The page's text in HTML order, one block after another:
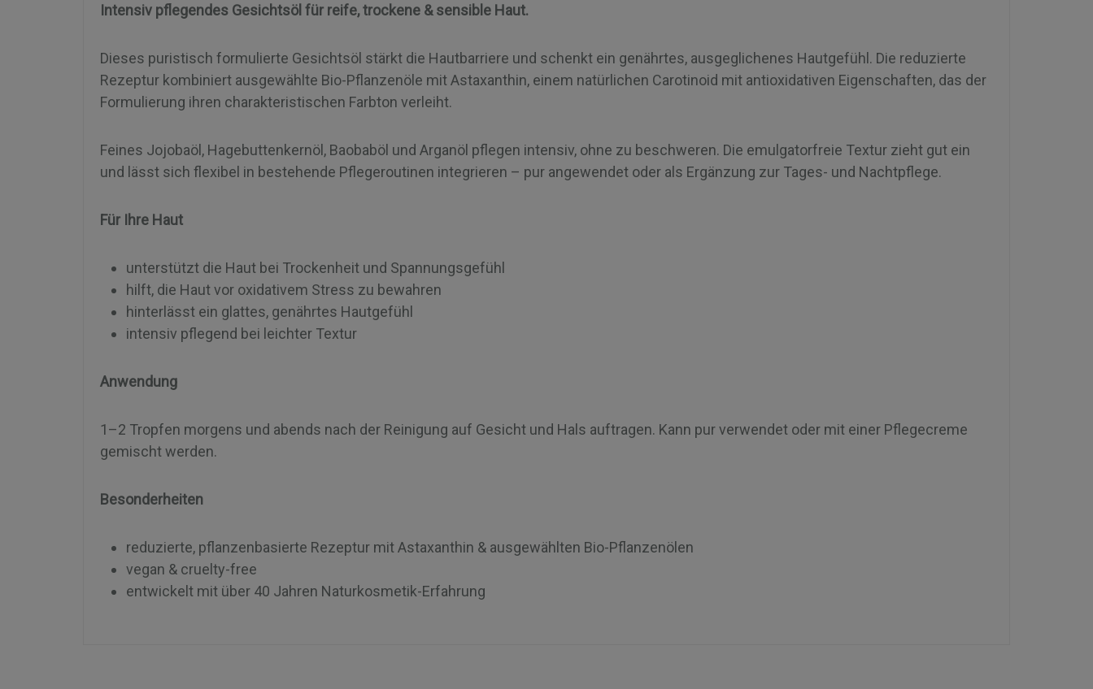
Intensiv pflegendes Gesichtsöl für reife, trockene & sensible Haut.
Dieses puristisch formulierte Gesichtsöl stärkt die Hautbarriere und schenkt ein genährtes, ausgeglichenes Hautgefühl. Die reduzierte
Rezeptur kombiniert ausgewählte Bio-Pflanzenöle mit Astaxanthin, einem natürlichen Carotinoid mit antioxidativen Eigenschaften, das der
Formulierung ihren charakteristischen Farbton verleiht.
Feines Jojobaöl, Hagebuttenkernöl, Baobaböl und Arganöl pflegen intensiv, ohne zu beschweren. Die emulgatorfreie Textur zieht gut ein
und lässt sich flexibel in bestehende Pflegeroutinen integrieren – pur angewendet oder als Ergänzung zur Tages- und Nachtpflege.
Für Ihre Haut
unterstützt die Haut bei Trockenheit und Spannungsgefühl
hilft, die Haut vor oxidativem Stress zu bewahren
hinterlässt ein glattes, genährtes Hautgefühl
intensiv pflegend bei leichter Textur
Anwendung
1–2 Tropfen morgens und abends nach der Reinigung auf Gesicht und Hals auftragen. Kann pur verwendet oder mit einer Pflegecreme
gemischt werden.
Besonderheiten
reduzierte, pflanzenbasierte Rezeptur mit Astaxanthin & ausgewählten Bio-Pflanzenölen
vegan & cruelty-free
entwickelt mit über 40 Jahren Naturkosmetik-Erfahrung